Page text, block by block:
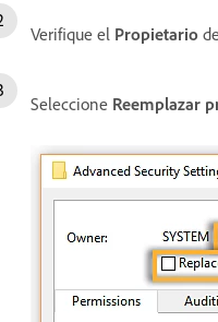
Verifique el Propietario
Seleccione Reemplazar